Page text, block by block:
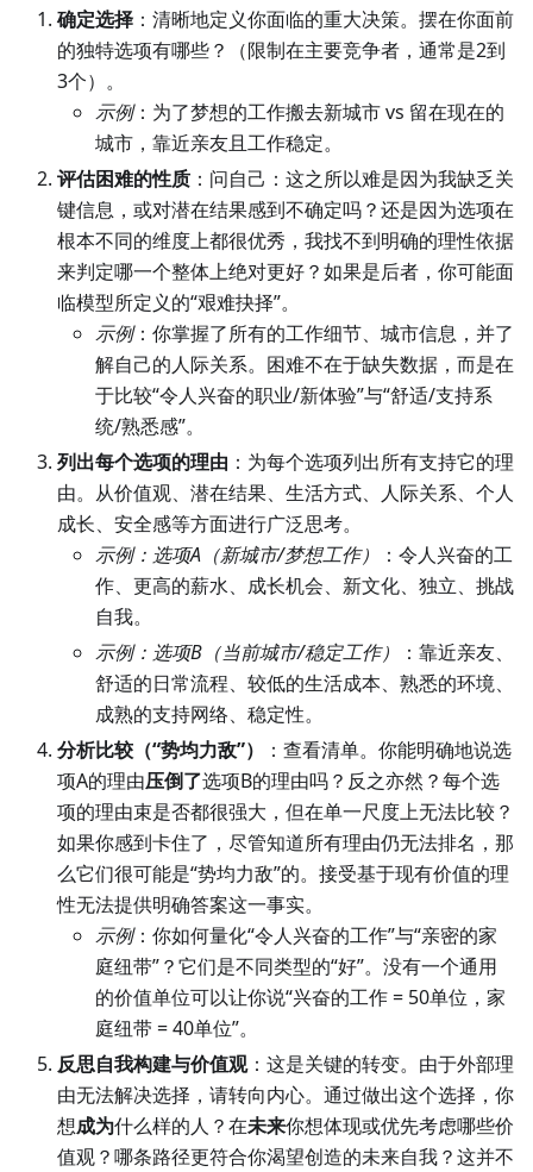
确定选择 ：清晰地定义你面临的重大决策。摆在你面前
的独特选项有哪些？（限制在主要竞争者，通常是2到
3个）。
示例：为了梦想的工作搬去新城市 vs 留在现在的
城市，靠近亲友且工作稳定。
评估困难的性质 ：问自己：这之所以难是因为我缺乏关
键信息，或对潜在结果感到不确定吗？还是因为选项在
根本不同的维度上都很优秀，我找不到明确的理性依据
来判定哪一个整体上绝对更好？如果是后者，你可能面
临模型所定义的“艰难抉择”。
示例：你掌握了所有的工作细节、城市信息，并了
解自己的人际关系。困难不在于缺失数据，而是在
于比较“令人兴奋的职业/新体验”与“舒适/支持系
统/熟悉感”。
列出每个选项的理由 ：为每个选项列出所有支持它的理
由。从价值观、潜在结果、生活方式、人际关系、个人
成长、安全感等方面进行广泛思考。
示例：选项A（新城市/梦想工作）
：令人兴奋的工
作、更高的薪水、成长机会、新文化、独立、挑战
自我。
示例：选项B（当前城市/稳定工作）
：靠近亲友、
舒适的日常流程、较低的生活成本、熟悉的环境、
成熟的支持网络、稳定性。
分析比较（“势均力敌”）
：查看清单。你能明确地说选
项A的理由压倒了选项B的理由吗？反之亦然？每个选
项的理由束是否都很强大，但在单一尺度上无法比较？
如果你感到卡住了，尽管知道所有理由仍无法排名，那
么它们很可能是“势均力敌”的。接受基于现有价值的理
性无法提供明确答案这一事实。
示例：你如何量化“令人兴奋的工作”与“亲密的家
庭纽带”？它们是不同类型的“好”。没有一个通用
的价值单位可以让你说“兴奋的工作 = 50单位，家
庭纽带 = 40单位”。
反思自我构建与价值观：这是关键的转变。由于外部理
由无法解决选择，请转向内心。通过做出这个选择，你
想成为什么样的人？在未来你想体现或优先考虑哪些价
值观？哪条路径更符合你渴望创造的未来自我？这并不